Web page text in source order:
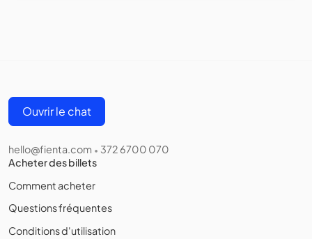
Ouvrir le chat
hello@fienta.com • 372 6700 070
Acheter des billets
Comment acheter
Questions fréquentes
Conditions d'utilisation